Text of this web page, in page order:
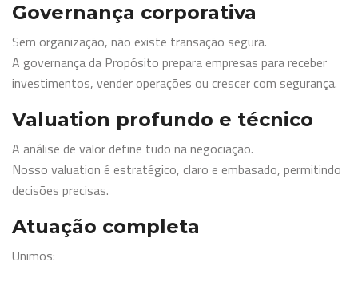
Governança corporativa
Sem organização, não existe transação segura.
A governança da Propósito prepara empresas para receber
investimentos, vender operações ou crescer com segurança.
Valuation profundo e técnico
A análise de valor define tudo na negociação.
Nosso valuation é estratégico, claro e embasado, permitindo
decisões precisas.
Atuação completa
Unimos: